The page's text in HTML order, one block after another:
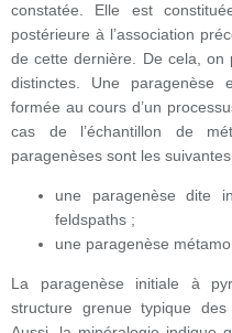
constatée. Elle est
postérieure à l’association
de cette dernière. De cela, on
distinctes. Une paragenèse
formée au cours d’un
cas de l’échantillon de
paragenèses sont les
une paragenèse dite
feldspaths ;
une paragenèse
La paragenèse initiale à
structure grenue typique des